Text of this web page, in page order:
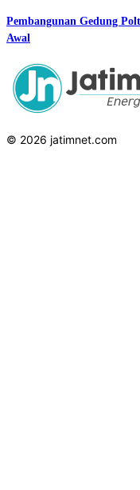
Pembangunan Gedung
Awal
© 2026 jatimnet.com